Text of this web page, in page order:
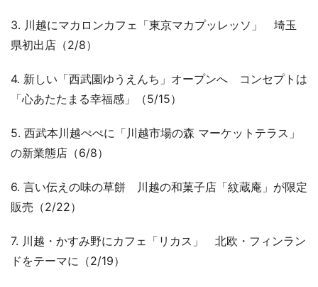
3. 川越にマカロンカフェ「東京マカプッレッソ」 埼玉
県初出店（2/8）
4. 新しい「西武園ゆうえんち」オープンへ コンセプトは
「心あたたまる幸福感」（5/15）
5. 西武本川越ぺぺに「川越市場の森 マーケットテラス」
の新業態店（6/8）
6. 言い伝えの味の草餅 川越の和菓子店「紋蔵庵」が限定
販売（2/22）
7. 川越・かすみ野にカフェ「リカス」 北欧・フィンラン
ドをテーマに（2/19）